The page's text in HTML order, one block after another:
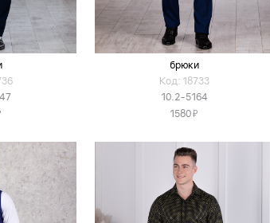
брюки
Код: 18733
10.2-5164
1580Я